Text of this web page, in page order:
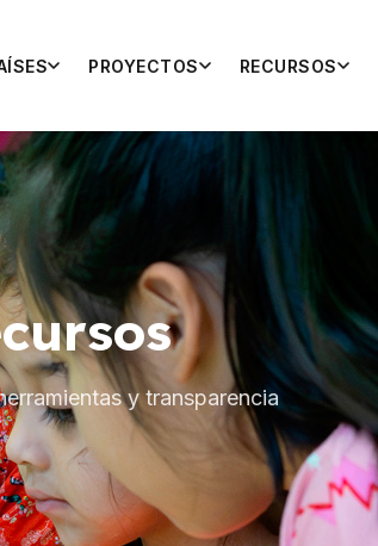
PROYECTOS RECURSOS
y transparencia